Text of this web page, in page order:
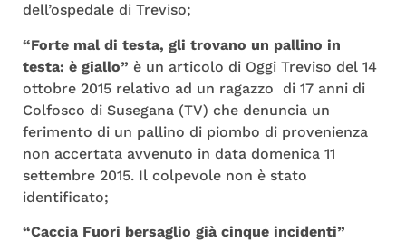
dell’ospedale di Treviso;
“Forte mal di testa, gli trovano un pallino in
testa: è giallo” è un articolo di Oggi Treviso del 14
ottobre 2015 relativo ad un ragazzo di 17 anni di
Colfosco di Susegana (TV) che denuncia un
ferimento di un pallino di piombo di provenienza
non accertata avvenuto in data domenica 11
settembre 2015. Il colpevole non è stato
identificato;
“Caccia Fuori bersaglio già cinque incidenti”